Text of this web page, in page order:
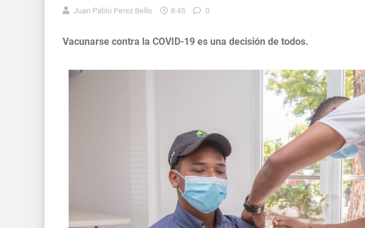
Juan Pablo Perez Bello 8:45 0
Vacunarse contra la COVID-19 es una decisión de todos.